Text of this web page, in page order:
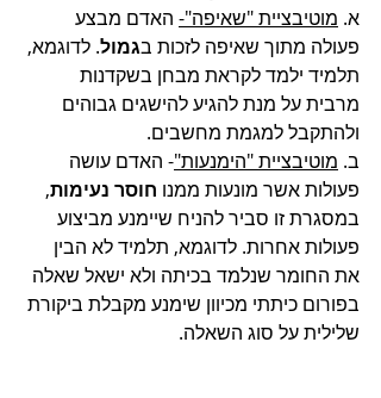
א. מוטיבציית "שאיפה"- האדם מבצע
פעולה מתוך שאיפה לזכות בגמול. לדוגמא,
תלמיד ילמד לקראת מבחן בשקדנות
מרבית על מנת להגיע להישגים גבוהים
ולהתקבל למגמת מחשבים.
ב. מוטיבציית "הימנעות"- האדם עושה
פעולות אשר מונעות ממנו חוסר נעימות,
במסגרת זו סביר להניח שיימנע מביצוע
פעולות אחרות. לדוגמא, תלמיד לא הבין
את החומר שנלמד בכיתה ולא ישאל שאלה
בפורום כיתתי מכיוון שימנע מקבלת ביקורת
שלילית על סוג השאלה.